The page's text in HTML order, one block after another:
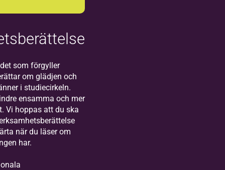
Visby
till oss på
Bilda i
Visby!
som förgyller
om glädjen och
i studiecirkeln.
ensamma och mer
Vi hoppas att du ska
när du läser om
har.